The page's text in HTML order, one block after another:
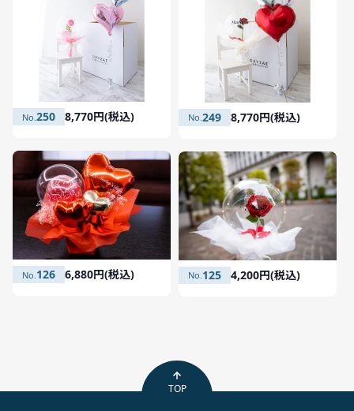
250 8,770円(税込) 249 8,770円(税込)
126 6,880円(税込) 125 4,200円(税込)
TOP